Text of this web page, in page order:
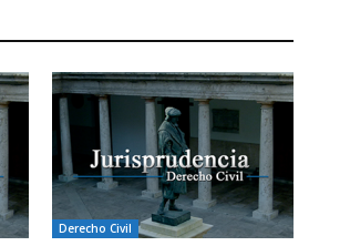
Derecho Civil